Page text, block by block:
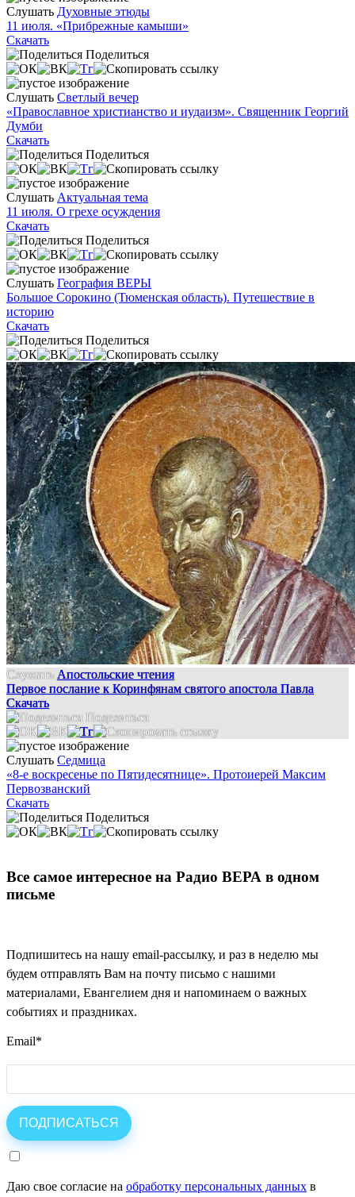
Слушать Духовные этюды
11 июля. «Прибрежные камыши»
Скачать
Поделиться
Слушать Светлый вечер
«Православное христианство и иудаизм». Священник Георгий
Думби
Скачать
Поделиться
Слушать Актуальная тема
11 июля. О грехе осуждения
Скачать
Поделиться
Слушать География ВЕРЫ
Большое Сорокино (Тюменская область). Путешествие в
историю
Скачать
Поделиться
Слушать Апостольские чтения
Первое послание к Коринфянам святого апостола Павла
Скачать
Поделиться
Слушать Седмица
«8-е воскресенье по Пятидесятнице». Протоиерей Максим
Первозванский
Скачать
Поделиться
Все самое интересное на Радио ВЕРА в одном
письме
Подпишитесь на нашу email-рассылку, и раз в неделю мы
будем отправлять Вам на почту письмо с нашими
материалами, Евангелием дня и напоминаем о важных
событиях и праздниках.
Email*
Даю свое согласие на обработку персональных данных в